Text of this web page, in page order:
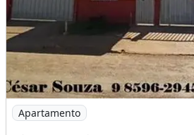
Imagem: Alugo o Maior Apto 02
Apartamento